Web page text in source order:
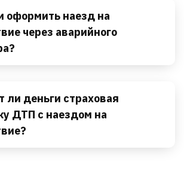
оформить наезд на
через аварийного
ли деньги страховая
ДТП с наездом на